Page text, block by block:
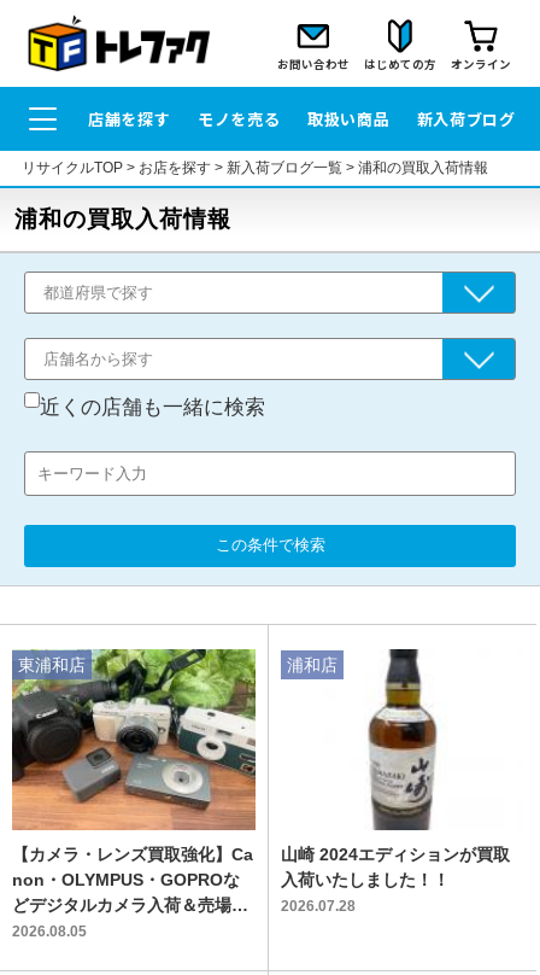
お問い合わせ はじめての方 オンライン
店舗を探す モノを売る 取扱い商品 新入荷ブログ
リサイクルTOP> お店を探す> 新入荷ブログ一覧> 浦和の買取入荷情報
浦和の買取入荷情報
近くの店舗も一緒に検索
この条件で検索
【カメラ・レンズ買取強化】Ca
non・OLYMPUS・GOPROな
どデジタルカメラ入荷＆売場ご
紹介！
2026.08.05
東浦和店
山崎 2024エディションが買取
入荷いたしました！！
2026.07.28
浦和店